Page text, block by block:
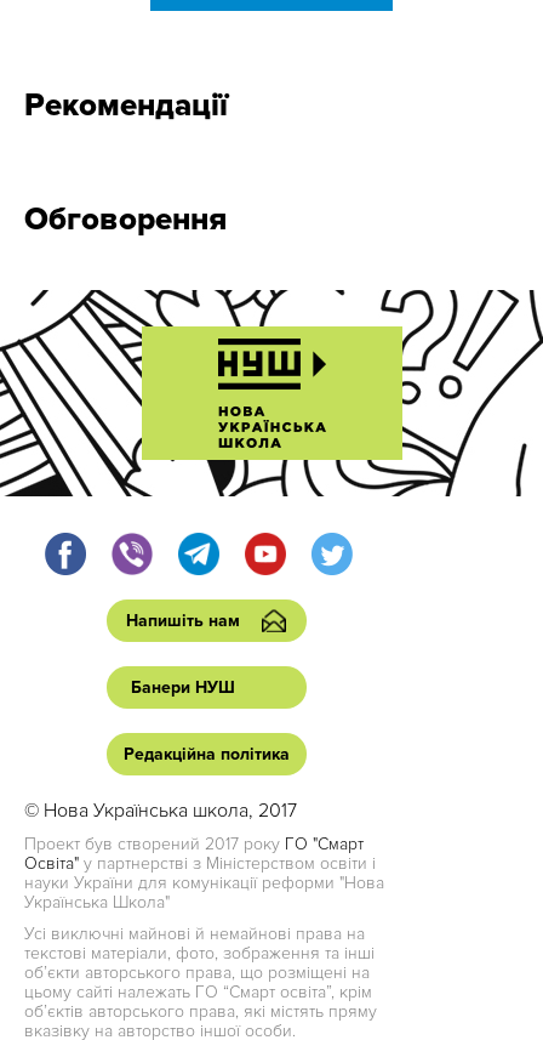
Рекомендації
Обговорення
Напишіть нам
Банери НУШ
Редакційна політика
© Нова Українська школа, 2017
Проект був створений 2017 року ГО "Смарт
Освіта" у партнерстві з Міністерством освіти і
науки України для комунікації реформи "Нова
Українська Школа"
Усі виключні майнові й немайнові права на
текстові матеріали, фото, зображення та інші
об’єкти авторського права, що розміщені на
цьому сайті належать ГО “Смарт освіта”, крім
об’єктів авторського права, які містять пряму
вказівку на авторство іншої особи.